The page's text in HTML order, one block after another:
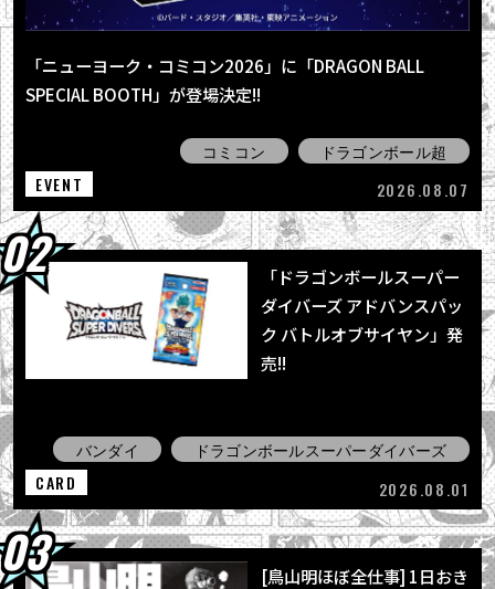
2026.08.03
News」配信！
2026.08.03
「BLOOD OF SAIYANS」シリーズ最新作に
「超サイヤ人孫悟空」登場！
「ニューヨーク・コミコン2026」に「DRAGON BALL
SPECIAL BOOTH」が登場決定!!
コミコン
ドラゴンボール超
EVENT
2026.08.07
「ドラゴンボールスーパー
ダイバーズ アドバンスパッ
ク バトルオブサイヤン」発
売!!
バンダイ
ドラゴンボールスーパーダイバーズ
CARD
2026.08.01
[鳥山明ほぼ全仕事] 1日おき